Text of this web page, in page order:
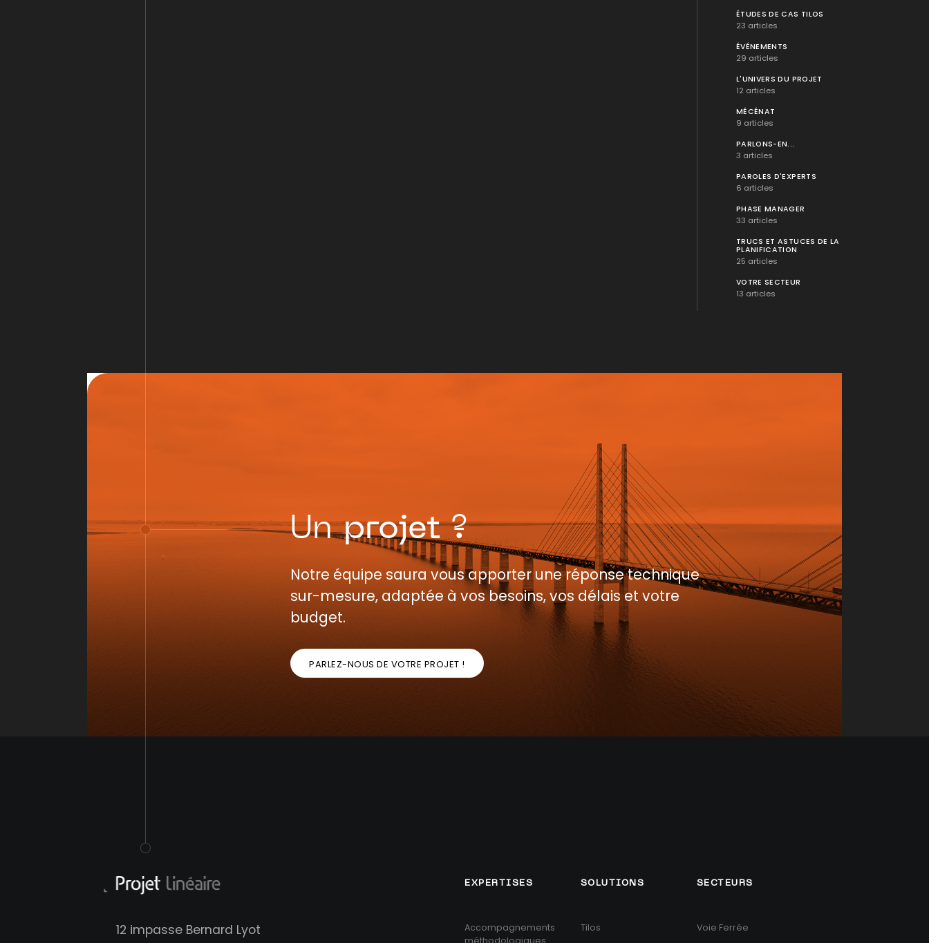
ÉTUDES DE CAS TILOS
23 articles
ÉVÉNEMENTS
29 articles
L'UNIVERS DU PROJET
12 articles
MÉCÉNAT
9 articles
PARLONS-EN...
3 articles
PAROLES D'EXPERTS
6 articles
PHASE MANAGER
33 articles
TRUCS ET ASTUCES DE LA
PLANIFICATION
25 articles
VOTRE SECTEUR
13 articles
Unprojet?
Notre équipe saura vous apporter une réponse technique
sur-mesure, adaptée à vos besoins, vos délais et votre
budget.
PARLEZ-NOUS DE VOTRE PROJET !
12 impasse Bernard Lyot
EXPERTISES
Accompagnements
méthodologiques
SOLUTIONS
Tilos
SECTEURS
Voie Ferrée